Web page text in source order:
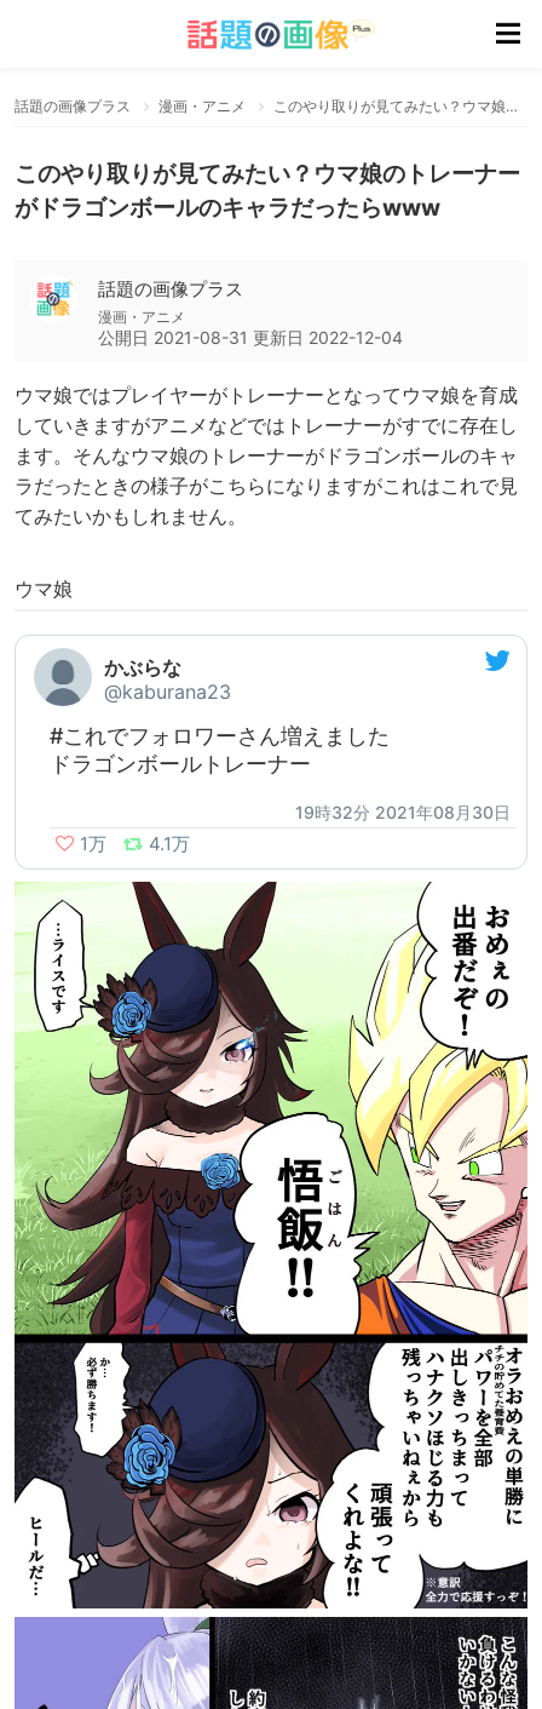
話題の画像プラス 漫画・アニメ このやり取りが見てみたい？ウマ娘のトレーナーがドラゴンボールのキャラだったらwww
このやり取りが見てみたい？ウマ娘のトレーナー
がドラゴンボールのキャラだったらwww
話題の画像プラス
漫画・アニメ
公開日 2021-08-31 更新日 2022-12-04
ウマ娘ではプレイヤーがトレーナーとなってウマ娘を育成
していきますがアニメなどではトレーナーがすでに存在し
ます。そんなウマ娘のトレーナーがドラゴンボールのキャ
ラだったときの様子がこちらになりますがこれはこれで見
てみたいかもしれません。
ウマ娘
かぶらな
@kaburana23
#これでフォロワーさん増えました
ドラゴンボールトレーナー
19時32分 2021年08月30日
1万 4.1万